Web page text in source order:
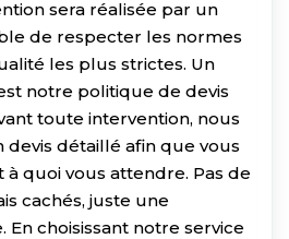
sera réalisée par un
de respecter les normes
les plus strictes. Un
notre politique de devis
toute intervention, nous
devis détaillé afin que vous
à quoi vous attendre. Pas de
cachés, juste une
choisissant notre service